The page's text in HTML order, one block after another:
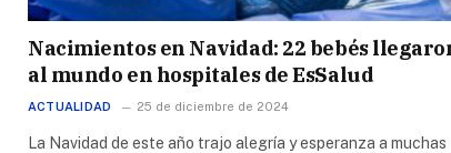
Nacimientos en Navidad: 22 bebés
al mundo en hospitales de EsSalud
ACTUALIDAD 25 de diciembre de 2024
La Navidad de este año trajo alegría y esperanza a muchas